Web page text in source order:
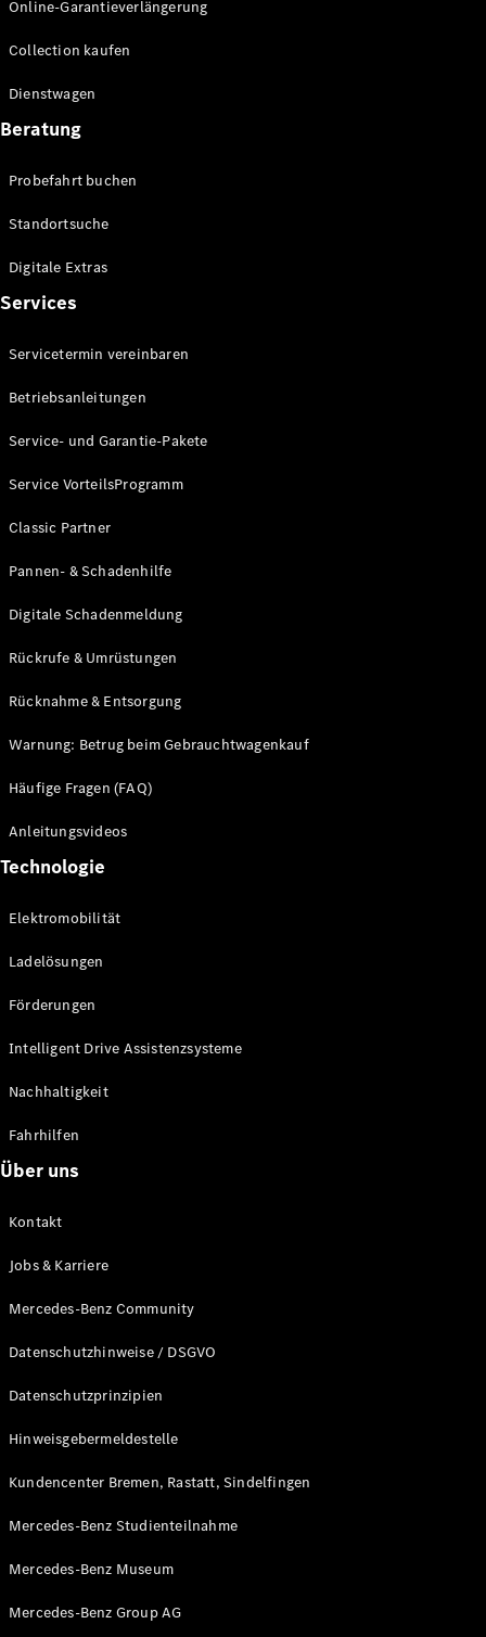
Online-Garantieverlängerung
Collection kaufen
Dienstwagen
Beratung
Probefahrt buchen
Standortsuche
Digitale Extras
Services
Servicetermin vereinbaren
Betriebsanleitungen
Service- und Garantie-Pakete
Service VorteilsProgramm
Classic Partner
Pannen- & Schadenhilfe
Digitale Schadenmeldung
Rückrufe & Umrüstungen
Rücknahme & Entsorgung
Warnung: Betrug beim Gebrauchtwagenkauf
Häufige Fragen (FAQ)
Anleitungsvideos
Technologie
Elektromobilität
Ladelösungen
Förderungen
Intelligent Drive Assistenzsysteme
Nachhaltigkeit
Fahrhilfen
Über uns
Kontakt
Jobs & Karriere
Mercedes-Benz Community
Datenschutzhinweise / DSGVO
Datenschutzprinzipien
Hinweisgebermeldestelle
Kundencenter Bremen, Rastatt, Sindelfingen
Mercedes-Benz Studienteilnahme
Mercedes-Benz Museum
Mercedes-Benz Group AG